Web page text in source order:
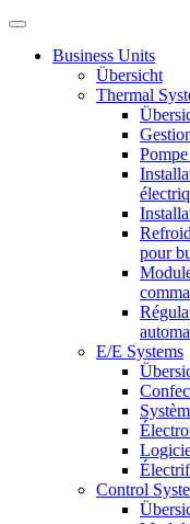
Business Units
Übersicht
Thermal
pour
E/E Systems
Control